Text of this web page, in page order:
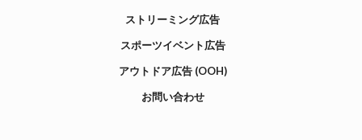
ストリーミング広告
スポーツイベント広告
アウトドア広告 (OOH)
お問い合わせ